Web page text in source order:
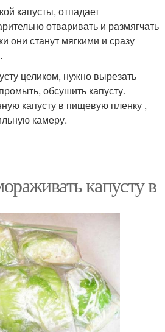
капусты, отпадает
отваривать и размягчать
они станут мягкими и сразу
целиком, нужно вырезать
обсушить капусту.
капусту в пищевую пленку ,
камеру.
капусту в